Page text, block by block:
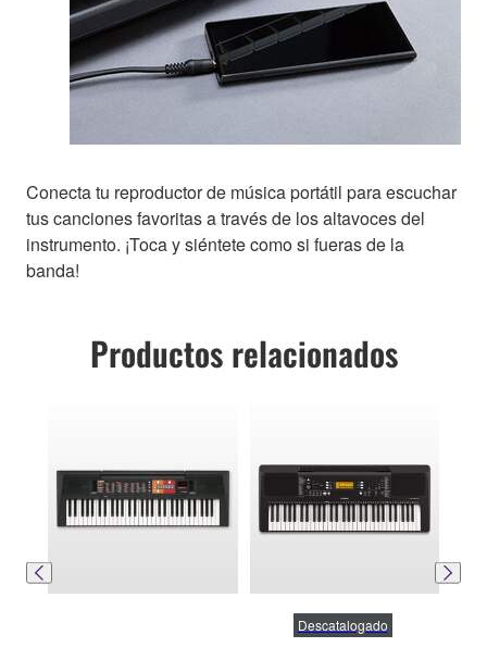
Conecta tu reproductor de música portátil para escuchar
tus canciones favoritas a través de los altavoces del
instrumento. ¡Toca y siéntete como si fueras de la
banda!
Productos relacionados
Descatalogado